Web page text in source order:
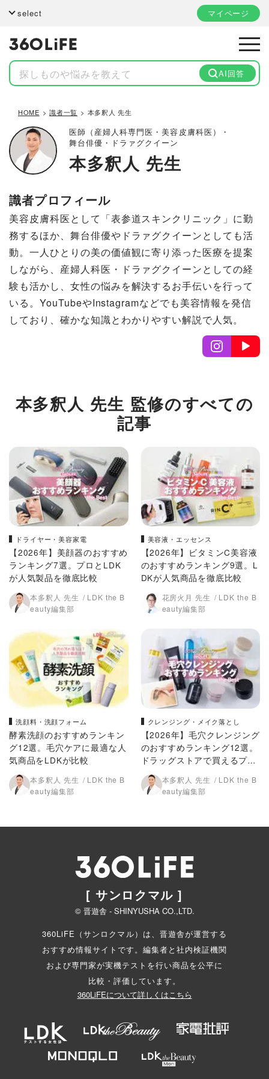
select マイページ
AI回答
HOME 識者一覧 本多釈人 先生
医師（産婦人科専門医・美容皮膚科医）・
舞台俳優・ドラァグクイーン
本多釈人 先生
識者プロフィール
美容皮膚科医として「表参道スキンクリニック」に勤
務するほか、舞台俳優やドラァグクイーンとしても活
動。一人ひとりの美の価値観に寄り添った医療を提案
しながら、産婦人科医・ドラァグクイーンとしての経
験も活かし、女性の悩みを解決するお手伝いを行って
いる。YouTubeやInstagramなどでも美容情報を発信
しており、確かな知識とわかりやすい解説で人気。
本多釈人 先生 監修のすべての
記事
ドライヤー・美容家電
【2026年】美顔器のおすすめ
ランキング7選。プロとLDK
が人気製品を徹底比較
本多釈人 先生
LDK the B
eauty編集部
美容液・エッセンス
【2026年】ビタミンC美容液
のおすすめランキング9選。L
DKが人気商品を徹底比較
花房火月 先生
LDK the B
eauty編集部
洗顔料・洗顔フォーム
酵素洗顔のおすすめランキン
グ12選。毛穴ケアに最適な人
気商品をLDKが比較
本多釈人 先生
LDK the B
eauty編集部
クレンジング・メイク落とし
【2026年】毛穴クレンジング
のおすすめランキング12選。
ドラッグストアで買えるプチ
プラなどの人気商品を比較
本多釈人 先生
LDK the B
eauty編集部
[ サンロクマル ]
© 晋遊舎 - SHINYUSHA CO.,LTD.
360LiFE（サンロクマル）は、晋遊舎が運営する
おすすめ情報サイトです。編集者と社内検証機関
および専門家が実機テストを行い商品を公平に
比較・評価しています。
360LiFEについて詳しくはこちら